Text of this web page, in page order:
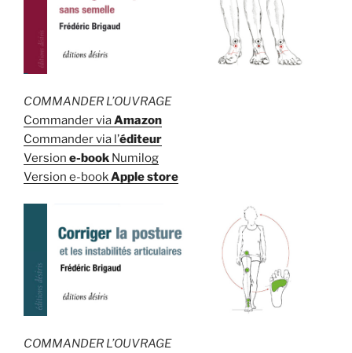
COMMANDER L’OUVRAGE
Commander viaAmazon
Commander via l’éditeur
Version e-book Numilog
Version e-bookApple store
COMMANDER L’OUVRAGE